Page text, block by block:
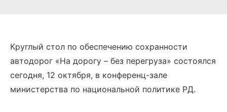
Круглый стол по обеспечению сохранности
автодорог «На дорогу – без перегруза» состоялся
сегодня, 12 октября, в конференц-зале
министерства по национальной политике РД.